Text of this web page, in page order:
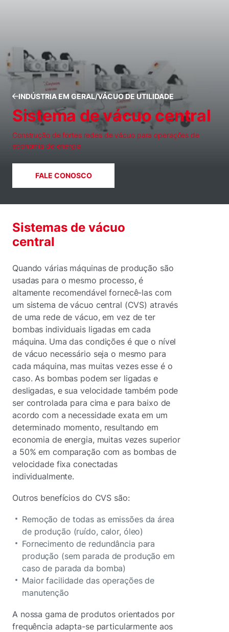
INDÚSTRIA EM GERAL/VÁCUO DE UTILIDADE
Sistema de vácuo central
Construção de fortes redes de vácuo para operações de
economia de energia
FALE CONOSCO
Sistemas de vácuo
central
Quando várias máquinas de produção são
usadas para o mesmo processo, é
altamente recomendável fornecê-las com
um sistema de vácuo central (CVS) através
de uma rede de vácuo, em vez de ter
bombas individuais ligadas em cada
máquina. Uma das condições é que o nível
de vácuo necessário seja o mesmo para
cada máquina, mas muitas vezes esse é o
caso. As bombas podem ser ligadas e
desligadas, e sua velocidade também pode
ser controlada para cima e para baixo de
acordo com a necessidade exata em um
determinado momento, resultando em
economia de energia, muitas vezes superior
a 50% em comparação com as bombas de
velocidade fixa conectadas
individualmente.
Outros benefícios do CVS são:
Remoção de todas as emissões da área
de produção (ruído, calor, óleo)
Fornecimento de redundância para
produção (sem parada de produção em
caso de parada da bomba)
Maior facilidade das operações de
manutenção
A nossa gama de produtos orientados por
frequência adapta-se particularmente aos